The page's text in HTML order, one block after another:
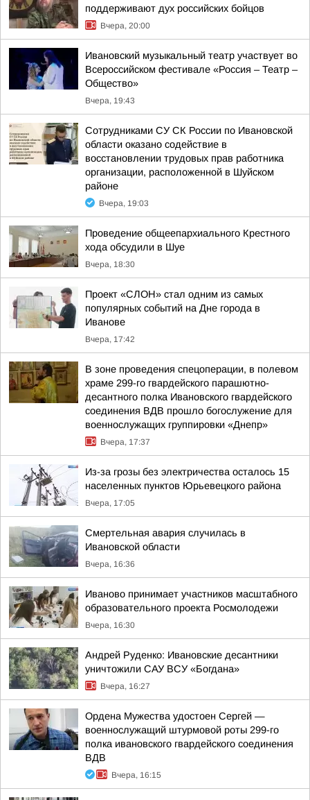
поддерживают дух российских бойцов
Вчера, 20:00
Ивановский музыкальный театр участвует во
Всероссийском фестивале «Россия – Театр –
Общество»
Вчера, 19:43
Сотрудниками СУ СК России по Ивановской
области оказано содействие в
восстановлении трудовых прав работника
организации, расположенной в Шуйском
районе
Вчера, 19:03
Проведение общеепархиального Крестного
хода обсудили в Шуе
Вчера, 18:30
Проект «СЛОН» стал одним из самых
популярных событий на Дне города в
Иванове
Вчера, 17:42
В зоне проведения спецоперации, в полевом
храме 299-го гвардейского парашютно-
десантного полка Ивановского гвардейского
соединения ВДВ прошло богослужение для
военнослужащих группировки «Днепр»
Вчера, 17:37
Из-за грозы без электричества осталось 15
населенных пунктов Юрьевецкого района
Вчера, 17:05
Смертельная авария случилась в
Ивановской области
Вчера, 16:36
Иваново принимает участников масштабного
образовательного проекта Росмолодежи
Вчера, 16:30
Андрей Руденко: Ивановские десантники
уничтожили САУ ВСУ «Богдана»
Вчера, 16:27
Ордена Мужества удостоен Сергей —
военнослужащий штурмовой роты 299-го
полка ивановского гвардейского соединения
ВДВ
Вчера, 16:15